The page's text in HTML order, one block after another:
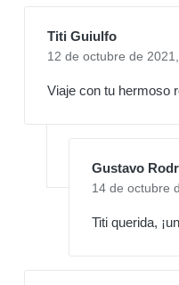
Titi Guiulfo
12 de octubre de 2021,
Viaje con tu hermoso
Gustavo
14 de octubre
Titi querida,